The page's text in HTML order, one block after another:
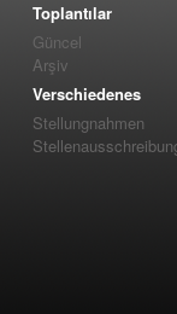
Toplantılar
Güncel
Arşiv
Verschiedenes
Stellungnahmen